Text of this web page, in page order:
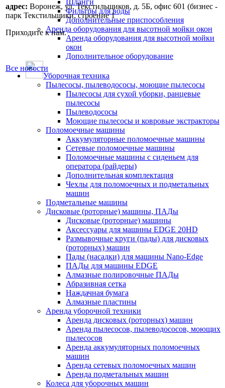
Шланги
Фильтры для воды
Дополнительные приспособления
Аренда оборудования для высотной мойки окон
Аренда оборудования для высотной мойки
окон
Дополнительное оборудование
Уборочная техника
Пылесосы, пылеводососы, моющие пылесосы
Пылесосы для сухой уборки, ранцевые
пылесосы
Пылеводососы
Моющие пылесосы и ковровые экстракторы
Поломоечные машины
Аккумуляторные поломоечные машины
Сетевые поломоечные машины
Поломоечные машины с сиденьем для
оператора (райдеры)
Дополнительная комплектация
Чехлы для поломоечных и подметальных
машин
Подметальные машины
Дисковые (роторные) машины, ПАДы
Дисковые (роторные) машины
Аксессуары для машины EDGE 20HD
Размывочные круги (пады) для дисковых
(роторных) машин
Пады (насадки) для машины Nano-Edge
ПАДы для машины EDGE
Алмазные полировочные ПАДы
Абразивная сетка
Наждачная бумага
Алмазные пластины
Аренда уборочной техники
Аренда дисковых (роторных) машин
Аренда пылесосов, пылеводососов, моющих
пылесосов
Аренда аккумуляторных поломоечных
машин
Аренда сетевых поломоечных машин
Аренда подметальных машин
Колеса для уборочных машин
адрес: Воронеж, ул. Текстильщиков, д. 5Б, офис 601 (бизнес -
парк Текстильщики, строение 1
Приходите к нам.
Все новости